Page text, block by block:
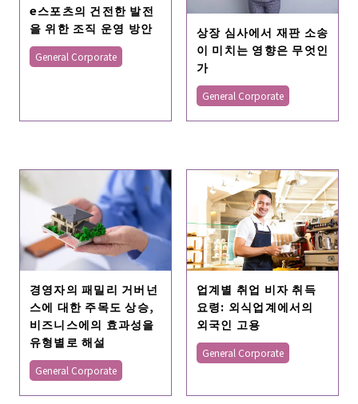
e스포츠의 건전한 발전
을 위한 조직 운영 방안
General Corporate
상장 심사에서 재판 소송
이 미치는 영향은 무엇인
가
General Corporate
경영자의 패밀리 거버넌
스에 대한 주목도 상승,
비즈니스에의 효과성을
유형별로 해설
General Corporate
업계별 취업 비자 취득
요령: 외식업계에서의
외국인 고용
General Corporate